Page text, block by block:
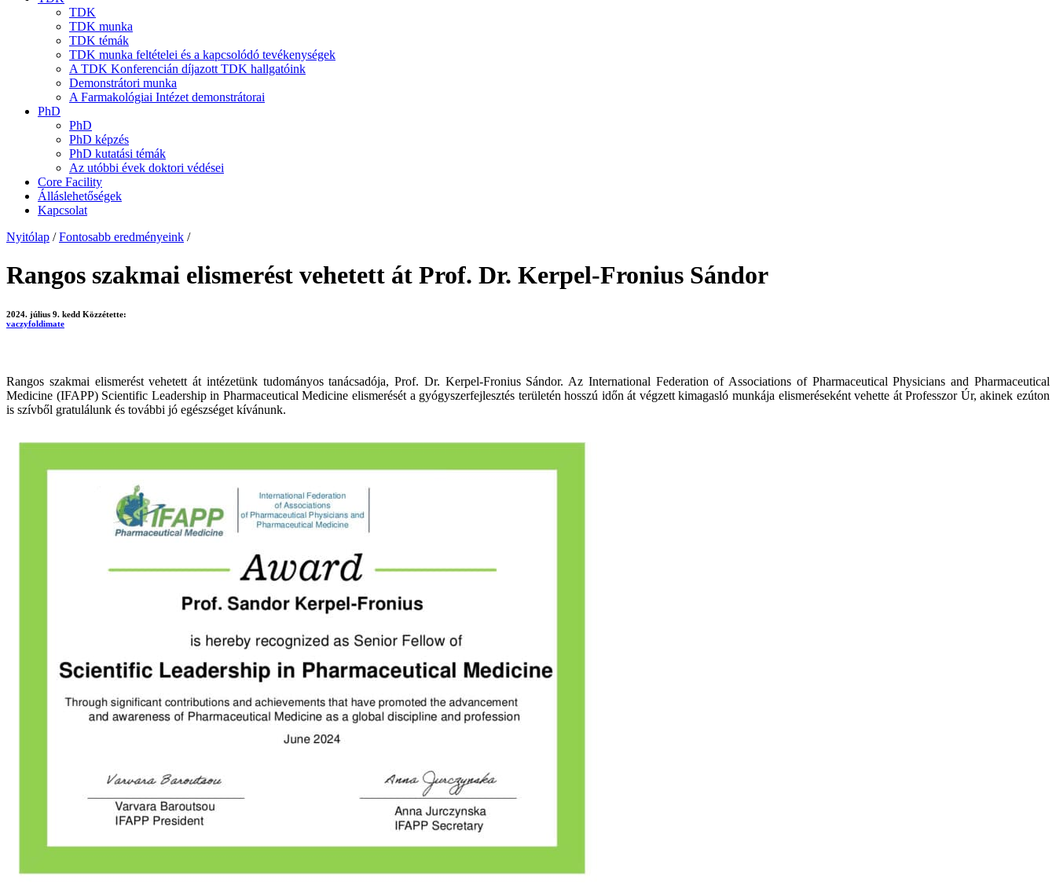
TDK
TDK munka
TDK témák
TDK munka feltételei és a kapcsolódó tevékenységek
A TDK Konferencián díjazott TDK hallgatóink
Demonstrátori munka
A Farmakológiai Intézet demonstrátorai
PhD
PhD
PhD képzés
PhD kutatási témák
Az utóbbi évek doktori védései
Core Facility
Álláslehetőségek
Kapcsolat
Nyitólap / Fontosabb eredményeink /
Rangos szakmai elismerést vehetett át Prof. Dr. Kerpel-Fronius Sándor
2024. július 9. kedd Közzétette:
vaczyfoldimate
Rangos szakmai elismerést vehetett át intézetünk tudományos tanácsadója, Prof. Dr. Kerpel-Fronius Sándor. Az International Federation of Associations of Pharmaceutical Physicians and Pharmaceutical
Medicine (IFAPP) Scientific Leadership in Pharmaceutical Medicine elismerését a gyógyszerfejlesztés területén hosszú időn át végzett kimagasló munkája elismeréseként vehette át Professzor Úr, akinek ezúton
is szívből gratulálunk és további jó egészséget kívánunk.